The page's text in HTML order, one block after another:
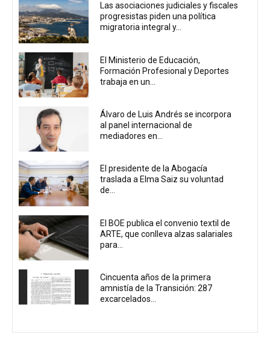
Las asociaciones judiciales y fiscales
progresistas piden una política
migratoria integral y...
El Ministerio de Educación,
Formación Profesional y Deportes
trabaja en un...
Álvaro de Luis Andrés se incorpora
al panel internacional de
mediadores en...
El presidente de la Abogacía
traslada a Elma Saiz su voluntad
de...
El BOE publica el convenio textil de
ARTE, que conlleva alzas salariales
para...
Cincuenta años de la primera
amnistía de la Transición: 287
excarcelados...